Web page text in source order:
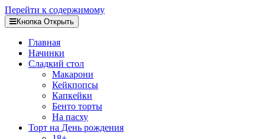
Перейти к содержимому
Кнопка Открыть
Главная
Начинки
Сладкий стол
Макарони
Кейкпопсы
Капкейки
Бенто торты
На пасху
Торт на День рождения